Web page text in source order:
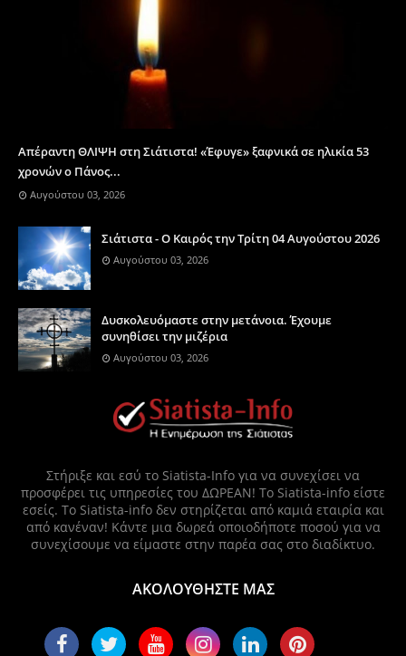
Απέραντη ΘΛΙΨΗ στη Σιάτιστα! «Έφυγε» ξαφνικά σε ηλικία 53
χρονών ο Πάνος...
Αυγούστου 03, 2026
Σιάτιστα - Ο Καιρός την Τρίτη 04 Αυγούστου 2026
Αυγούστου 03, 2026
Δυσκολευόμαστε στην μετάνοια. Έχουμε
συνηθίσει την μιζέρια
Αυγούστου 03, 2026
Στήριξε και εσύ το Siatista-Info για να συνεχίσει να
προσφέρει τις υπηρεσίες του ΔΩΡΕΑΝ! Το Siatista-info είστε
εσείς. Το Siatista-info δεν στηρίζεται από καμιά εταιρία και
από κανέναν! Κάντε μια δωρεά οποιοδήποτε ποσού για να
συνεχίσουμε να είμαστε στην παρέα σας στο διαδίκτυο.
ΑΚΟΛΟΥΘΗΣΤΕ ΜΑΣ